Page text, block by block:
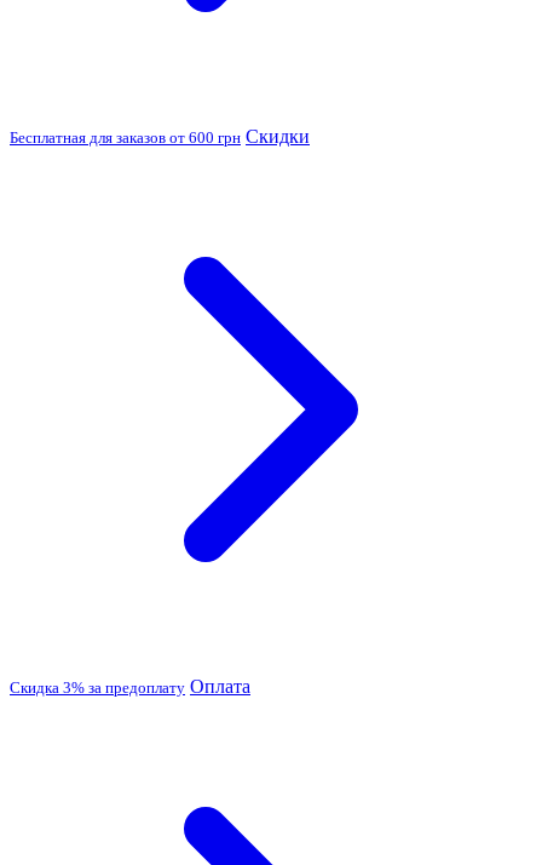
Бесплатная для заказов от 600 грн Скидки
Скидка 3% за предоплату Оплата